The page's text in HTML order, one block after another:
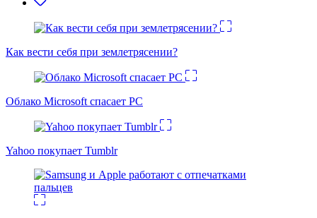
Как вести себя при землетрясении?
Облако Microsoft спасает PC
Yahoo покупает Tumblr